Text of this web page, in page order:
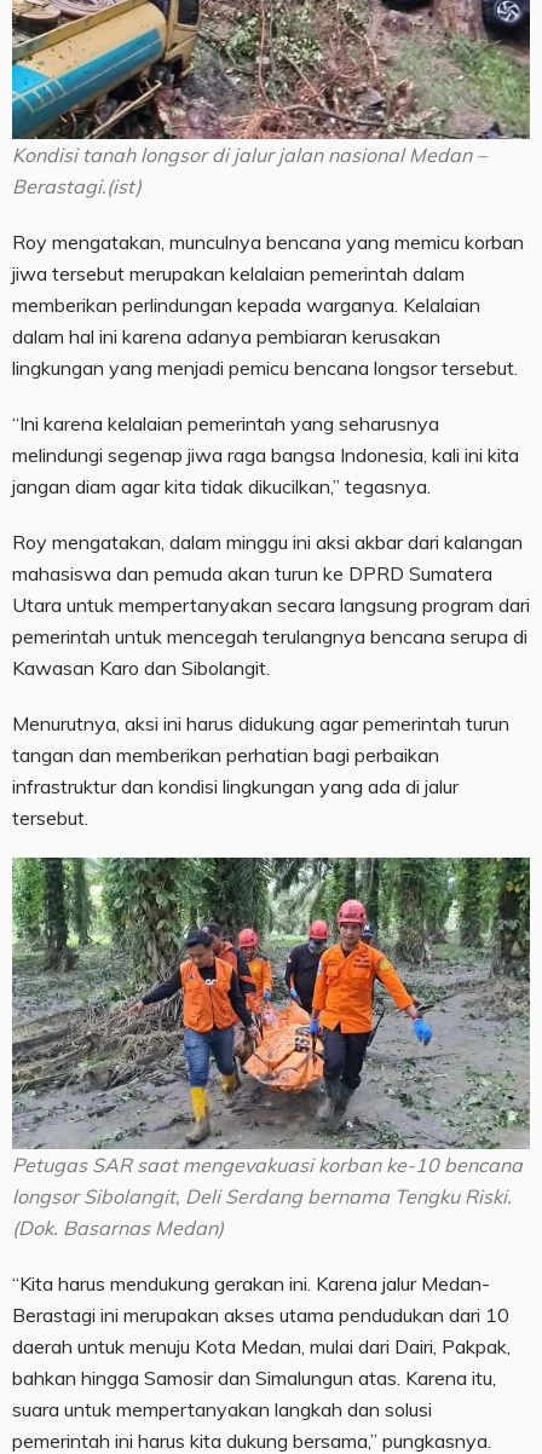
Kondisi tanah longsor di jalur jalan nasional Medan –
Berastagi.(ist)
Roy mengatakan, munculnya bencana yang memicu korban
jiwa tersebut merupakan kelalaian pemerintah dalam
memberikan perlindungan kepada warganya. Kelalaian
dalam hal ini karena adanya pembiaran kerusakan
lingkungan yang menjadi pemicu bencana longsor tersebut.
“Ini karena kelalaian pemerintah yang seharusnya
melindungi segenap jiwa raga bangsa Indonesia, kali ini kita
jangan diam agar kita tidak dikucilkan,” tegasnya.
Roy mengatakan, dalam minggu ini aksi akbar dari kalangan
mahasiswa dan pemuda akan turun ke DPRD Sumatera
Utara untuk mempertanyakan secara langsung program dari
pemerintah untuk mencegah terulangnya bencana serupa di
Kawasan Karo dan Sibolangit.
Menurutnya, aksi ini harus didukung agar pemerintah turun
tangan dan memberikan perhatian bagi perbaikan
infrastruktur dan kondisi lingkungan yang ada di jalur
tersebut.
Petugas SAR saat mengevakuasi korban ke-10 bencana
longsor Sibolangit, Deli Serdang bernama Tengku Riski.
(Dok. Basarnas Medan)
“Kita harus mendukung gerakan ini. Karena jalur Medan-
Berastagi ini merupakan akses utama pendudukan dari 10
daerah untuk menuju Kota Medan, mulai dari Dairi, Pakpak,
bahkan hingga Samosir dan Simalungun atas. Karena itu,
suara untuk mempertanyakan langkah dan solusi
pemerintah ini harus kita dukung bersama,” pungkasnya.